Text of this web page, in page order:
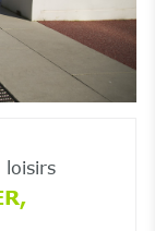
loisirs